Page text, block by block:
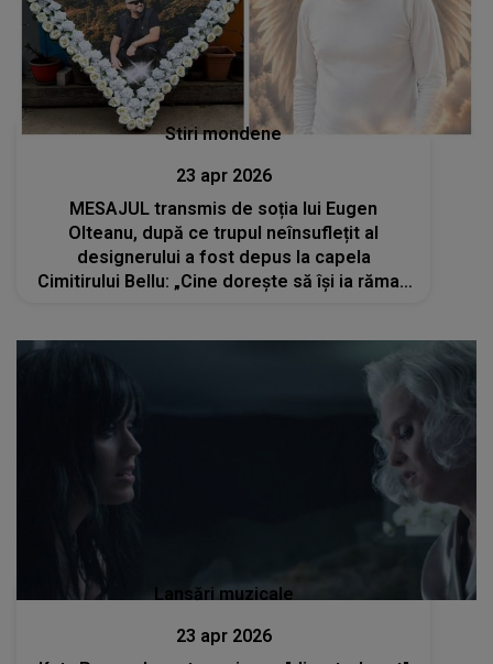
Stiri mondene
23 apr 2026
MESAJUL transmis de soția lui Eugen
Olteanu, după ce trupul neînsuflețit al
designerului a fost depus la capela
Cimitirului Bellu: „Cine dorește să își ia rămas
Lansări muzicale
23 apr 2026